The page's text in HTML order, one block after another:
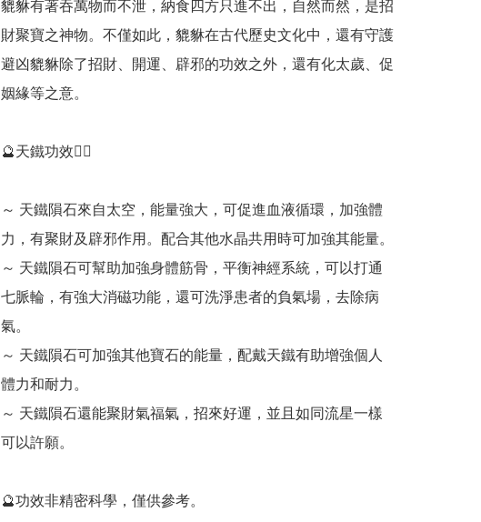
貔貅有著吞萬物而不泄，納食四方只進不出，自然而然，是招
財聚寶之神物。不僅如此，貔貅在古代歷史文化中，還有守護
避凶貔貅除了招財、開運、辟邪的功效之外，還有化太歲、促
姻緣等之意。
🔮天鐵功效💁‍♀️
～ 天鐵隕石來自太空，能量強大，可促進血液循環，加強體
力，有聚財及辟邪作用。配合其他水晶共用時可加強其能量。
～ 天鐵隕石可幫助加強身體筋骨，平衡神經系統，可以打通
七脈輪，有強大消磁功能，還可洗淨患者的負氣場，去除病
氣。
～ 天鐵隕石可加強其他寶石的能量，配戴天鐵有助增強個人
體力和耐力。
～ 天鐵隕石還能聚財氣福氣，招來好運，並且如同流星一樣
可以許願。
🔮功效非精密科學，僅供參考。